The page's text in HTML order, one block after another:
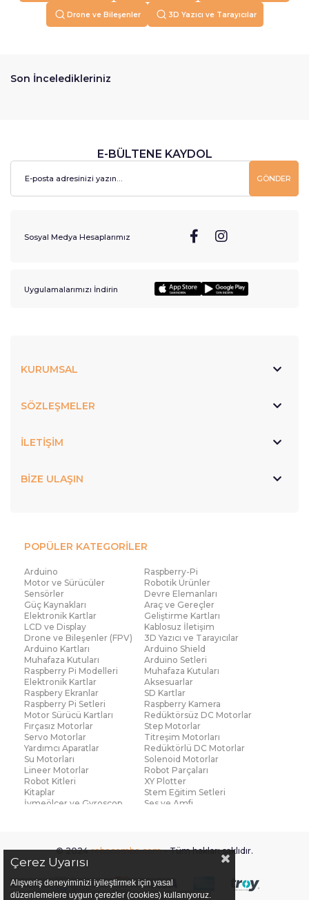
Drone ve Bileşenler 3D Yazıcı ve Tarayıcılar
Son İnceledikleriniz
E-BÜLTENE KAYDOL
GÖNDER
Sosyal Medya Hesaplarımız
Uygulamalarımızı İndirin
KURUMSAL
SÖZLEŞMELER
İLETİŞİM
BİZE ULAŞIN
POPÜLER KATEGORİLER
Arduino
Raspberry-Pi
Motor ve Sürücüler
Robotik Ürünler
Sensörler
Devre Elemanları
Güç Kaynakları
Araç ve Gereçler
Elektronik Kartlar
Geliştirme Kartları
LCD ve Display
Kablosuz İletişim
Drone ve Bileşenler (FPV)
3D Yazıcı ve Tarayıcılar
Arduino Kartları
Arduino Shield
Muhafaza Kutuları
Arduino Setleri
Raspberry Pi Modelleri
Muhafaza Kutuları
Elektronik Kartlar
Aksesuarlar
Raspbery Ekranlar
SD Kartlar
Raspberry Pi Setleri
Raspberry Kamera
Motor Sürücü Kartları
Redüktörsüz DC Motorlar
Fırçasız Motorlar
Step Motorlar
Servo Motorlar
Titreşim Motorları
Yardımcı Aparatlar
Redüktörlü DC Motorlar
Su Motorları
Solenoid Motorlar
Lineer Motorlar
Robot Parçaları
Robot Kitleri
XY Plotter
Kitaplar
Stem Eğitim Setleri
İvmeölçer ve Gyroscop
Ses ve Amfi
Voltaj ve Akım
Titreşim
Basınç ve Kuvvet
Manyetik ve Hall Effect
Mesafe, Çizgi ve Hareket
Sıcaklık ve Nem
Ateş Algılayıcı
Ağırlık
© 2024 robocombo.com - Tüm hakları saklıdır.
Çerez Uyarısı
Alışveriş deneyiminizi iyileştirmek için yasal
düzenlemelere uygun çerezler (cookies) kullanıyoruz.